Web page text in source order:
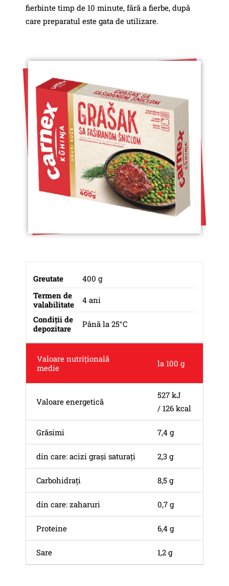
fierbinte timp de 10 minute, fără a fierbe, după
care preparatul este gata de utilizare.
Greutate
400 g
Termen de
valabilitate
4 ani
Condiții de
depozitare
Până la 25°C
Valoare nutrițională
medie
la 100 g
Valoare energetică
527 kJ
/ 126 kcal
Grăsimi 7,4 g
din care: acizi grași saturați 2,3 g
Carbohidrați 8,5 g
din care: zaharuri 0,7 g
Proteine 6,4 g
Sare 1,2 g